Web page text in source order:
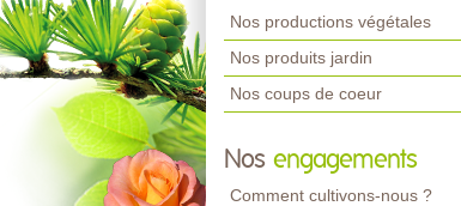
Nos productions végétales
Nos produits jardin
Nos coups de coeur
Nos engagements
Comment cultivons-nous ?